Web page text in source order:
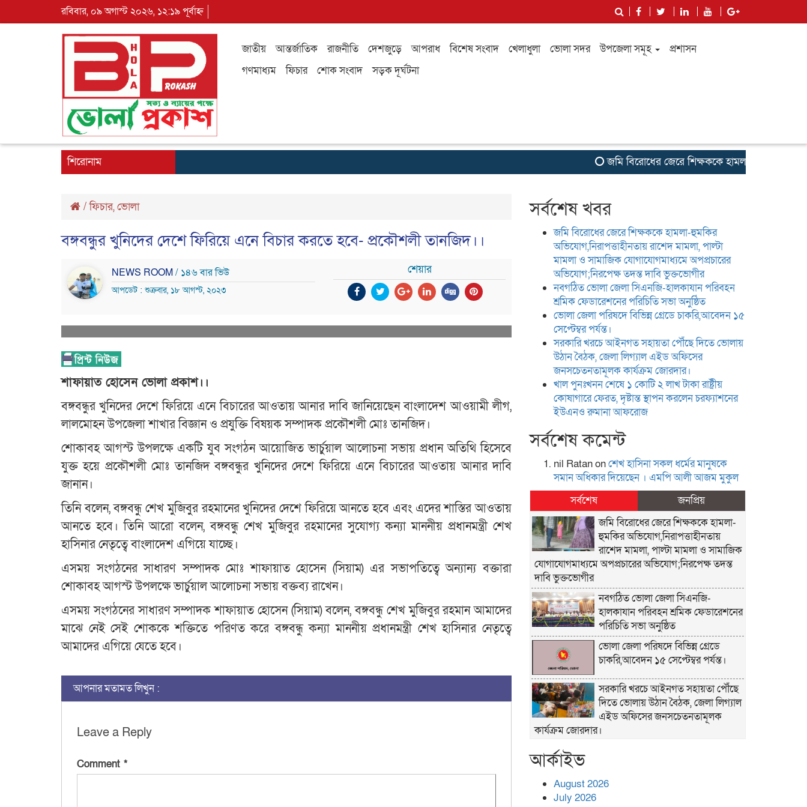
রবিবার, ০৯ অগাস্ট ২০২৬, ১২:১৯ পূর্বাহ্ন
জাতীয় আন্তর্জাতিক রাজনীতি দেশজুড়ে আপরাধ বিশেষ সংবাদ খেলাধুলা ভোলা সদর উপজেলা সমূহ
প্রশাসন
গণমাধ্যম
ফিচার শোক সংবাদ সড়ক দূর্ঘটনা
শিরোনাম জমি বিরোধের জেরে শিক্ষককে হামলা-হুমকির
/ফিচার,ভোলা
বঙ্গবন্ধুর খুনিদের দেশে ফিরিয়ে এনে বিচার করতে হবে- প্রকৌশলী তানজিদ।।
NEWS ROOM/ ১৪৬ বার ভিউ
আপডেট : শুক্রবার, ১৮ আগস্ট, ২০২৩
শেয়ার
শাফায়াত হোসেন ভোলা প্রকাশ।।
বঙ্গবন্ধুর খুনিদের দেশে ফিরিয়ে এনে বিচারের আওতায় আনার দাবি জানিয়েছেন বাংলাদেশ আওয়ামী লীগ,
লালমোহন উপজেলা শাখার বিজ্ঞান ও প্রযুক্তি বিষয়ক সম্পাদক প্রকৌশলী মোঃ তানজিদ।
শোকাবহ আগস্ট উপলক্ষে একটি যুব সংগঠন আয়োজিত ভার্চুয়াল আলোচনা সভায় প্রধান অতিথি হিসেবে
যুক্ত হয়ে প্রকৌশলী মোঃ তানজিদ বঙ্গবন্ধুর খুনিদের দেশে ফিরিয়ে এনে বিচারের আওতায় আনার দাবি
জানান।
তিনি বলেন, বঙ্গবন্ধু শেখ মুজিবুর রহমানের খুনিদের দেশে ফিরিয়ে আনতে হবে এবং এদের শাস্তির আওতায়
আনতে হবে। তিনি আরো বলেন, বঙ্গবন্ধু শেখ মুজিবুর রহমানের সুযোগ্য কন্যা মাননীয় প্রধানমন্ত্রী শেখ
হাসিনার নেতৃত্বে বাংলাদেশ এগিয়ে যাচ্ছে।
এসময় সংগঠনের সাধারণ সম্পাদক মোঃ শাফায়াত হোসেন (সিয়াম) এর সভাপতিত্বে অন্যান্য বক্তারা
শোকাবহ আগস্ট উপলক্ষে ভার্চুয়াল আলোচনা সভায় বক্তব্য রাখেন।
এসময় সংগঠনের সাধারণ সম্পাদক শাফায়াত হোসেন (সিয়াম) বলেন, বঙ্গবন্ধু শেখ মুজিবুর রহমান আমাদের
মাঝে নেই সেই শোককে শক্তিতে পরিণত করে বঙ্গবন্ধু কন্যা মাননীয় প্রধানমন্ত্রী শেখ হাসিনার নেতৃত্বে
আমাদের এগিয়ে যেতে হবে।
আপনার মতামত লিখুন :
Leave a Reply
Comment *
সর্বশেষ খবর
জমি বিরোধের জেরে শিক্ষককে হামলা-হুমকির
অভিযোগ,নিরাপত্তাহীনতায় রাশেদ মামলা, পাল্টা
মামলা ও সামাজিক যোগাযোগমাধ্যমে অপপ্রচারের
অভিযোগ;নিরপেক্ষ তদন্ত দাবি ভুক্তভোগীর
নবগঠিত ভোলা জেলা সিএনজি-হালকাযান পরিবহন
শ্রমিক ফেডারেশনের পরিচিতি সভা অনুষ্ঠিত
ভোলা জেলা পরিষদে বিভিন্ন গ্রেডে চাকরি,আবেদন ১৫
সেপ্টেম্বর পর্যন্ত।
সরকারি খরচে আইনগত সহায়তা পৌঁছে দিতে ভোলায়
উঠান বৈঠক, জেলা লিগ্যাল এইড অফিসের
জনসচেতনতামূলক কার্যক্রম জোরদার।
খাল পুনঃখনন শেষে ১ কোটি ২ লাখ টাকা রাষ্ট্রীয়
কোষাগারে ফেরত, দৃষ্টান্ত স্থাপন করলেন চরফ্যাশনের
ইউএনও রুমানা আফরোজ
সর্বশেষ কমেন্ট
nil Ratanonশেখ হা‌সিনা সকল ধ‌র্মের মানু‌ষকে
সমান অ‌ধিকার দি‌য়ে‌ছেন । এম‌পি আলী আজম মুকুল
সর্বশেষ
জনপ্রিয়
জমি বিরোধের জেরে শিক্ষককে হামলা-
হুমকির অভিযোগ,নিরাপত্তাহীনতায়
রাশেদ মামলা, পাল্টা মামলা ও সামাজিক
যোগাযোগমাধ্যমে অপপ্রচারের অভিযোগ;নিরপেক্ষ তদন্ত
দাবি ভুক্তভোগীর
নবগঠিত ভোলা জেলা সিএনজি-
হালকাযান পরিবহন শ্রমিক ফেডারেশনের
পরিচিতি সভা অনুষ্ঠিত
ভোলা জেলা পরিষদে বিভিন্ন গ্রেডে
চাকরি,আবেদন ১৫ সেপ্টেম্বর পর্যন্ত।
সরকারি খরচে আইনগত সহায়তা পৌঁছে
দিতে ভোলায় উঠান বৈঠক, জেলা লিগ্যাল
এইড অফিসের জনসচেতনতামূলক
কার্যক্রম জোরদার।
স্থাপন করলেন চরফ্যাশনের ইউএনও
রুমানা আফরোজ
আর্কাইভ
August 2026
July 2026